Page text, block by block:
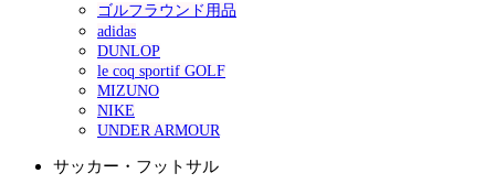
ゴルフラウンド用品
adidas
DUNLOP
le coq sportif GOLF
MIZUNO
NIKE
UNDER ARMOUR
サッカー・フットサル